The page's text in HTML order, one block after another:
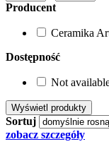
Producent
Ceramika
Dostępność
Not
Sortuj
zobacz szczegóły